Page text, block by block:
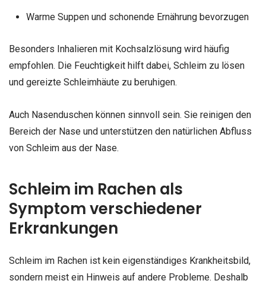
Warme Suppen und schonende Ernährung bevorzugen
Besonders Inhalieren mit Kochsalzlösung wird häufig
empfohlen. Die Feuchtigkeit hilft dabei, Schleim zu lösen
und gereizte Schleimhäute zu beruhigen.
Auch Nasenduschen können sinnvoll sein. Sie reinigen den
Bereich der Nase und unterstützen den natürlichen Abfluss
von Schleim aus der Nase.
Schleim im Rachen als
Symptom verschiedener
Erkrankungen
Schleim im Rachen ist kein eigenständiges Krankheitsbild,
sondern meist ein Hinweis auf andere Probleme. Deshalb